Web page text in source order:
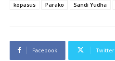
kopasus
Parako Sandi Yudha
Facebook Twitter